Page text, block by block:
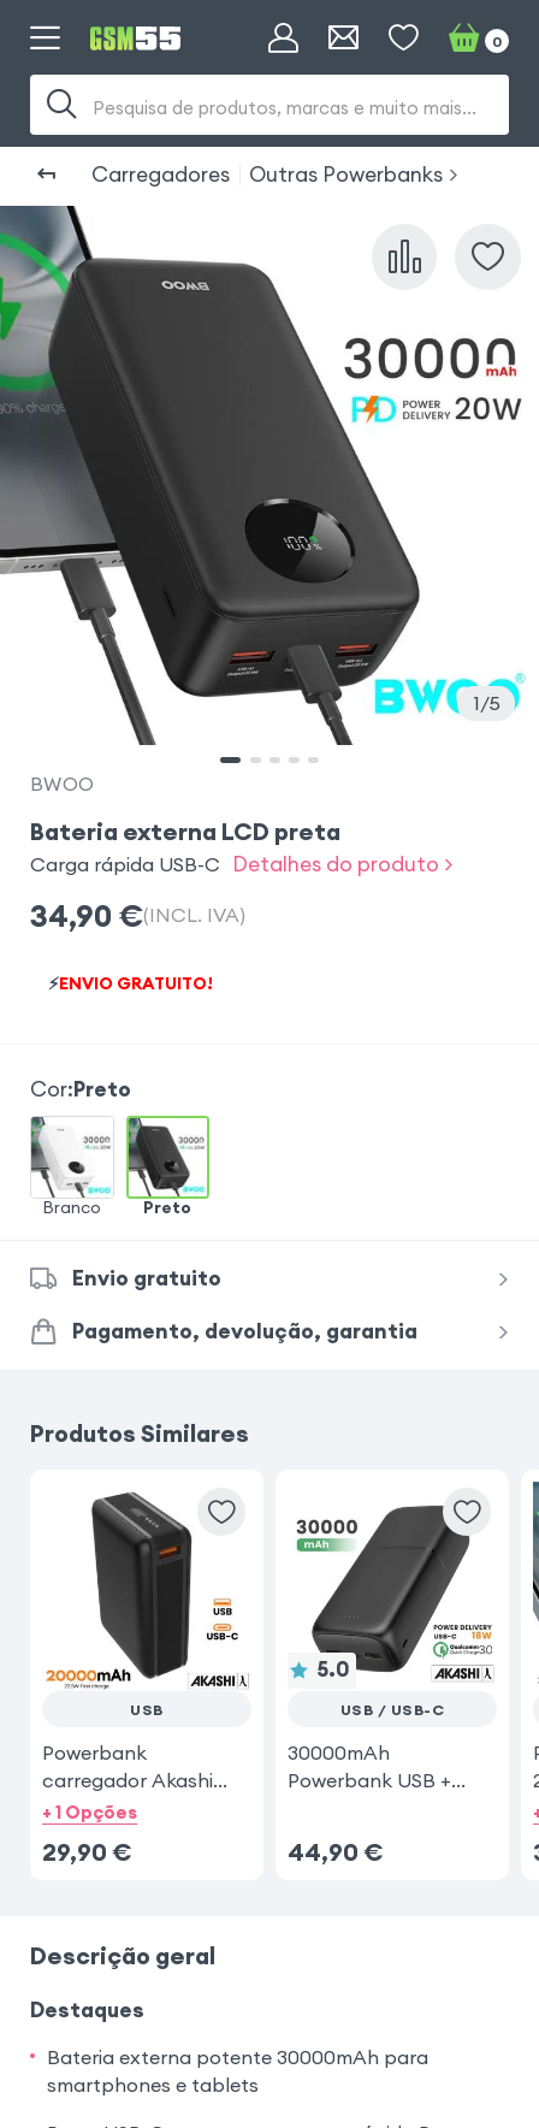
Pesquisa de produtos, marcas e muito mais...
0
Carregadores Outras Powerbanks
1 5
BWOO
Bateria externa LCD preta
Carga rápida USB-C Detalhes do produto >
34,90 €(INCL. IVA)
⚡ENVIO GRATUITO!
Cor:Preto
Branco Preto
Envio gratuito
Pagamento, devolução, garantia
Produtos Similares
USB
Powerbank
carregador Akashi
20.000 mAh
+ 1 Opções
29,90 €
5.0
USB / USB-C
30000mAh
Powerbank USB +
44,90 €
Descrição geral
Destaques
Bateria externa potente 30000mAh para
smartphones e tablets